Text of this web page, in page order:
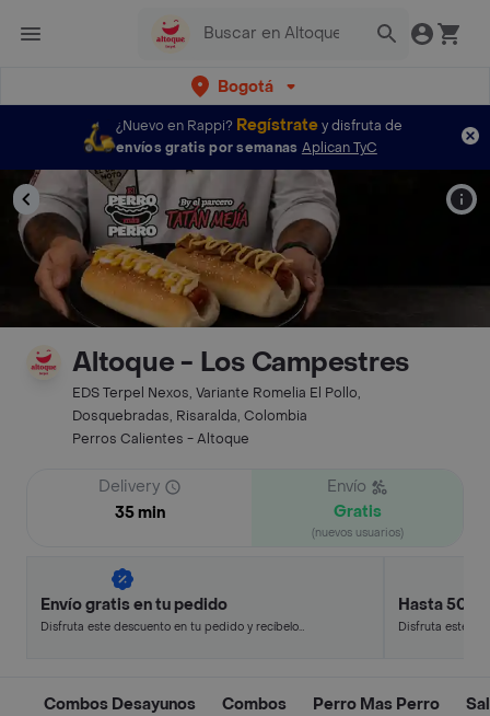
Bogotá
¿Nuevo en Rappi? Regístratey disfruta de
envíos gratis por semanas Aplican TyC
Altoque - Los Campestres
EDS Terpel Nexos, Variante Romelia El Pollo,
Dosquebradas, Risaralda, Colombia
Perros Calientes - Altoque
Delivery
35 min
Envío
Gratis
(nuevos usuarios)
Envío gratis en tu pedido
Disfruta este descuento en tu pedido y recíbelo
Hasta 50%
Disfruta este
Combos Desayunos Combos Perro Mas Perro